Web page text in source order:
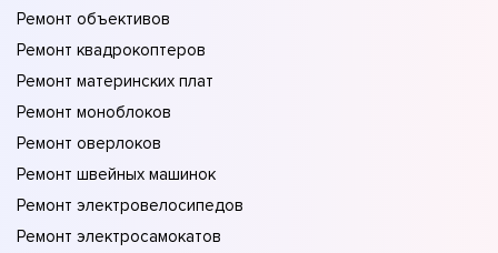
Ремонт объективов
Ремонт квадрокоптеров
Ремонт материнских плат
Ремонт моноблоков
Ремонт оверлоков
Ремонт швейных машинок
Ремонт электровелосипедов
Ремонт электросамокатов